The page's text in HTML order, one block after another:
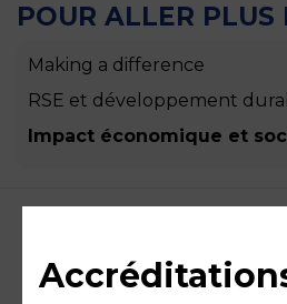
POUR ALLER PLUS
Making a difference
RSE et développement
Impact économique et